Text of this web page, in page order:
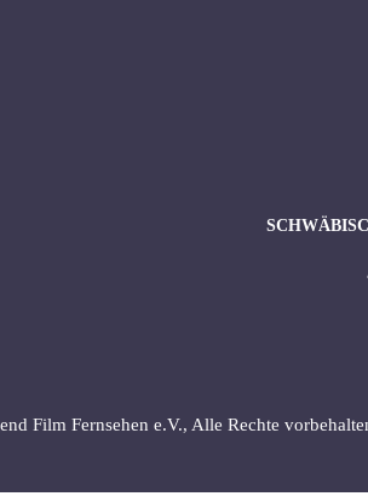
Film Fernsehen e.V., Alle Rechte